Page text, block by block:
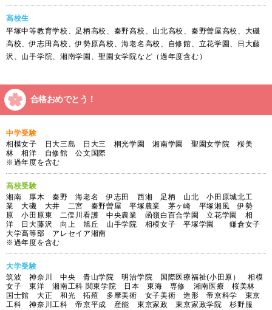
高校生
平塚中等教育学校、足柄高校、秦野高校、山北高校、秦野曽屋高校、大磯
高校、伊志田高校、伊勢原高校、海老名高校、自修館、立花学園、日大藤
沢、山手学院、湘南学園、聖園女学院など（過年度含む）
合格おめでとう！
中学受験
相模女子 日大三島 日大三 桐光学園 湘南学園 聖園女学院 桜美
林 相洋 自修館 公文国際
※過年度を含む
高校受験
湘南 厚木 秦野 海老名 伊志田 西湘 足柄 山北 小田原城北工
業 大磯 大井 二宮 秦野曽屋 平塚農業 茅ヶ崎 平塚湘風 伊勢
原 小田原東 二俣川看護 中央農業 函嶺白百合学園 立花学園 相
洋 日大藤沢 向上 旭丘 山手学院 相模女子 平塚学園 鎌倉女子
大学高等部 アレセイア湘南
※過年度を含む
大学受験
筑波 神奈川 中央 青山学院 明治学院 国際医療福祉(小田原） 相模
女子 東洋 湘南工科 関東学院 日本 東海 専修 湘南医療 桜美林
国士館 大正 和光 拓殖 多摩美術 女子美術 造形 帝京科学 東京
工科 神奈川工科 帝京平成 産能 東京家政 東京家政学院 杉野服